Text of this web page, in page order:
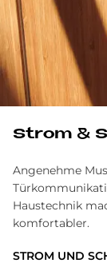
Strom &
Angenehme
Haustechnik
komfortabler.
STROM UND